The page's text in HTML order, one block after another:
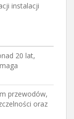
instalacji
20 lat,
przewodów,
oraz